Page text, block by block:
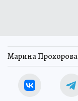
Марина Прохорова